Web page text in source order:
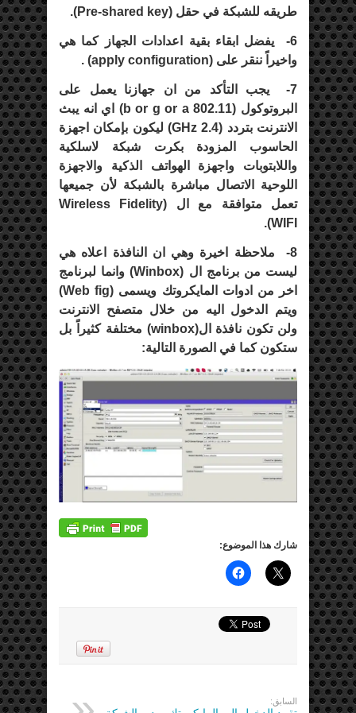
طريقه للشبكة في حقل (Pre-shared key
).
6-
يفضل ابقاء بقية اعدادات الجهاز كما هي
واخيراً ننقر على (apply configuration
) .
7-
يجب التأكد من ان جهازنا يعمل على
البروتوكول (802.11 b or g or a
) اي انه يبث
الانترنت بتردد (2.4 GHz
) ليكون بإمكان اجهزة
الحاسوب المزودة بكرت شبكة لاسلكية
واللابتوبات واجهزة الهواتف الذكية والاجهزة
اللوحية الاتصال مباشرة بالشبكة لأن جميعها
تعمل متوافقة مع ال (Wireless Fidelity
WIFI
).
8-
ملاحظة اخيرة وهي ان النافذة اعلاه هي
ليست من برنامج ال (Winbox) وانما لبرنامج
اخر من ادوات المايكروتك ويسمى (Web fig
)
ويتم الدخول اليه من خلال متصفح الانترنت
ولن تكون نافذة ال(winbox) مختلفة كثيراً بل
ستكون كما في الصورة التالية:
شارك هذا الموضوع:
السابق: